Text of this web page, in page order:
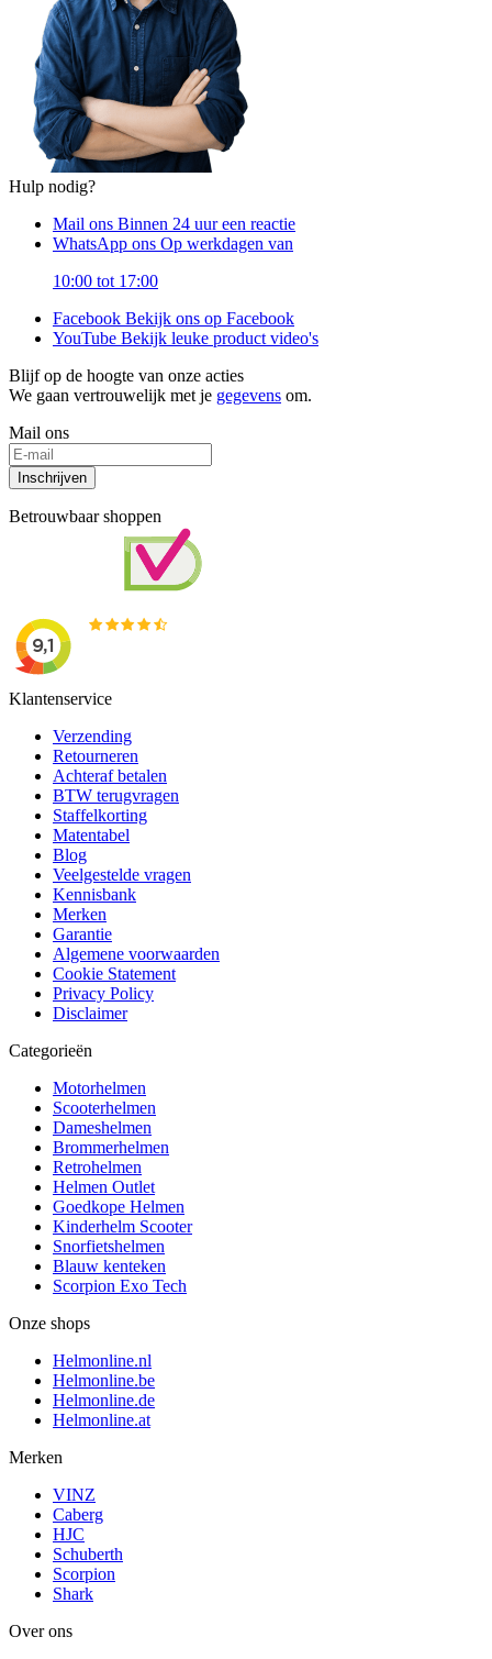
Hulp nodig?
Mail ons Binnen 24 uur een reactie
WhatsApp ons Op werkdagen van
10:00 tot 17:00
Facebook Bekijk ons op Facebook
YouTube Bekijk leuke product video's
Blijf op de hoogte van onze acties
We gaan vertrouwelijk met je gegevens om.
Mail ons
Inschrijven
Betrouwbaar shoppen
Klantenservice
Verzending
Retourneren
Achteraf betalen
BTW terugvragen
Staffelkorting
Matentabel
Blog
Veelgestelde vragen
Kennisbank
Merken
Garantie
Algemene voorwaarden
Cookie Statement
Privacy Policy
Disclaimer
Categorieën
Motorhelmen
Scooterhelmen
Dameshelmen
Brommerhelmen
Retrohelmen
Helmen Outlet
Goedkope Helmen
Kinderhelm Scooter
Snorfietshelmen
Blauw kenteken
Scorpion Exo Tech
Onze shops
Helmonline.nl
Helmonline.be
Helmonline.de
Helmonline.at
Merken
VINZ
Caberg
HJC
Schuberth
Scorpion
Shark
Over ons